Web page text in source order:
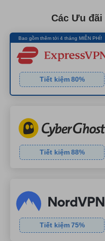
Các Ưu đãi
Bao gồm thêm tới 4 tháng MIỄN PHÍ!
Tiết kiệm 80%
Tiết kiệm 88%
Tiết kiệm 75%